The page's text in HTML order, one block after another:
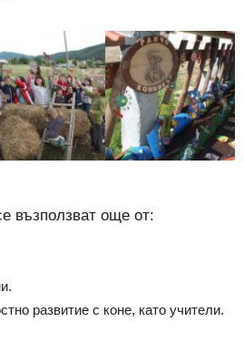
възползват още от:
развитие с коне, като учители.